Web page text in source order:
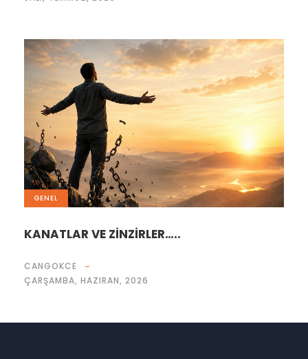
GENEL
KANATLAR VE ZİNZİRLER…..
CANGOKCE
ÇARŞAMBA, HAZIRAN, 2026